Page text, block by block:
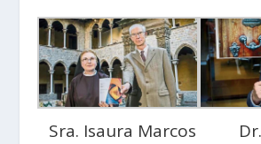
Sra. Isaura Marcos